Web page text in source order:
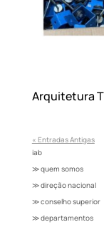
Arquitetura
« Entradas Antigas
iab
≫ quem somos
≫ direção nacional
≫ conselho superior
≫ departamentos